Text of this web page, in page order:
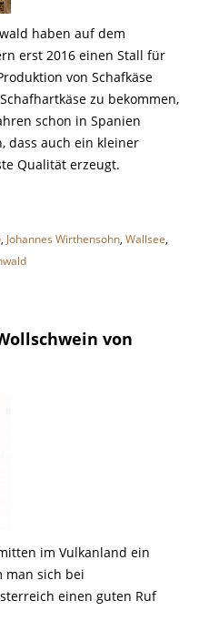
haben auf dem
erst 2016 einen Stall für
von Schafkäse
zu bekommen,
schon in Spanien
dass auch ein kleiner
Qualität erzeugt.
, Johannes Wirthensohn, Wallsee,
von
im Vulkanland ein
man sich bei
einen guten Ruf